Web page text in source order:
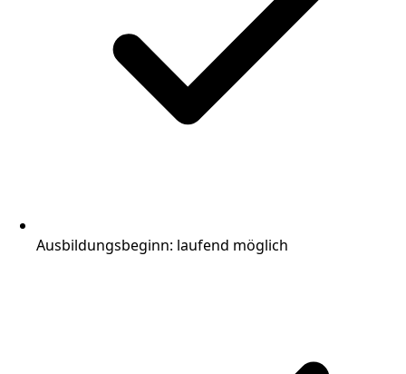
Ausbildungsbeginn: laufend möglich